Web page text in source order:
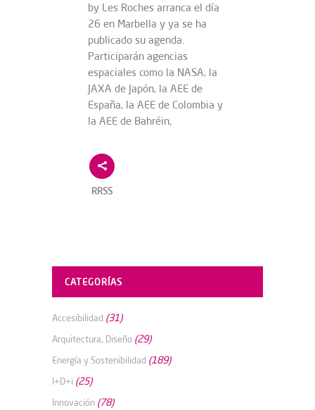
by Les Roches arranca el día
26 en Marbella y ya se ha
publicado su agenda.
Participarán agencias
espaciales como la NASA, la
JAXA de Japón, la AEE de
España, la AEE de Colombia y
la AEE de Bahréin,
RRSS
CATEGORÍAS
Accesibilidad (31)
Arquitectura, Diseño (29)
Energía y Sostenibilidad (189)
I+D+i (25)
Innovación (78)